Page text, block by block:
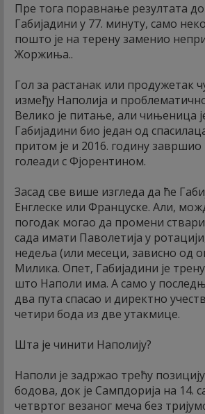
Пре тога поравнање резултата
Габијадини у 77. минуту, само
пошто је на терену заменио
Жоржиња..
Гол за растанак или продужетак
између Наполија и
Велико је питање, али чињеница
Габијадини био један од
притом је и 2016. годину завршио
голеади с Фјорентином.
Засад све више изгледа да ће
Енглеске или Француске. Али,
погодак могао да промени
сада имати Паволетија у
недеља (или месеци, зависно од
Милика. Опет, Габијадини је
што Наполи има. А само у
два пута спасао и директно
четири бода из две утакмице.
Шта је чинити Наполију?
Наполи је задржао трећу
бодова, док је Сампдорија на 14.
четвртог везаног меча без